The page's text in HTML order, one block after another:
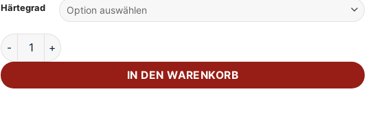
Härtegrad
Rummel My 400 A Aquapur Schaum Matratze Menge
IN DEN WARENKORB